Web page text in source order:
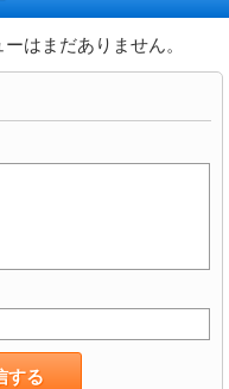
はまだありません。